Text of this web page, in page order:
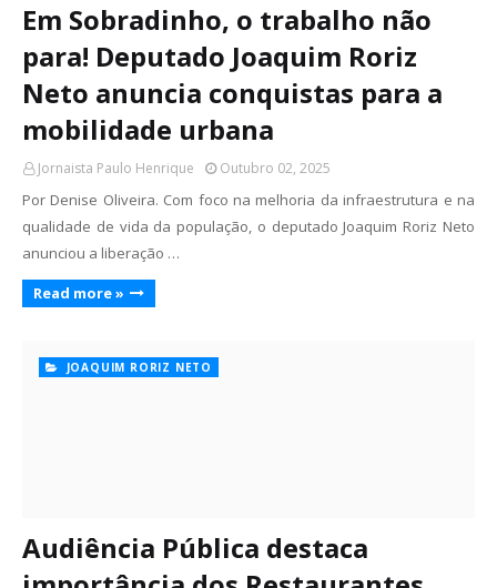
Em Sobradinho, o trabalho não
para! Deputado Joaquim Roriz
Neto anuncia conquistas para a
mobilidade urbana
Jornaista Paulo Henrique Outubro 02, 2025
Por Denise Oliveira. Com foco na melhoria da infraestrutura e na
qualidade de vida da população, o deputado Joaquim Roriz Neto
anunciou a liberação …
Read more »
JOAQUIM RORIZ NETO
Audiência Pública destaca